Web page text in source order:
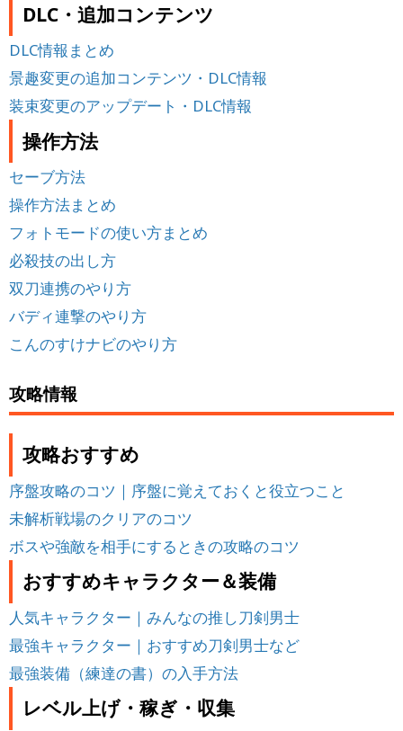
DLC・追加コンテンツ
DLC情報まとめ
景趣変更の追加コンテンツ・DLC情報
装束変更のアップデート・DLC情報
操作方法
セーブ方法
操作方法まとめ
フォトモードの使い方まとめ
必殺技の出し方
双刀連携のやり方
バディ連撃のやり方
こんのすけナビのやり方
攻略情報
攻略おすすめ
序盤攻略のコツ｜序盤に覚えておくと役立つこと
未解析戦場のクリアのコツ
ボスや強敵を相手にするときの攻略のコツ
おすすめキャラクター＆装備
人気キャラクター｜みんなの推し刀剣男士
最強キャラクター｜おすすめ刀剣男士など
最強装備（練達の書）の入手方法
レベル上げ・稼ぎ・収集